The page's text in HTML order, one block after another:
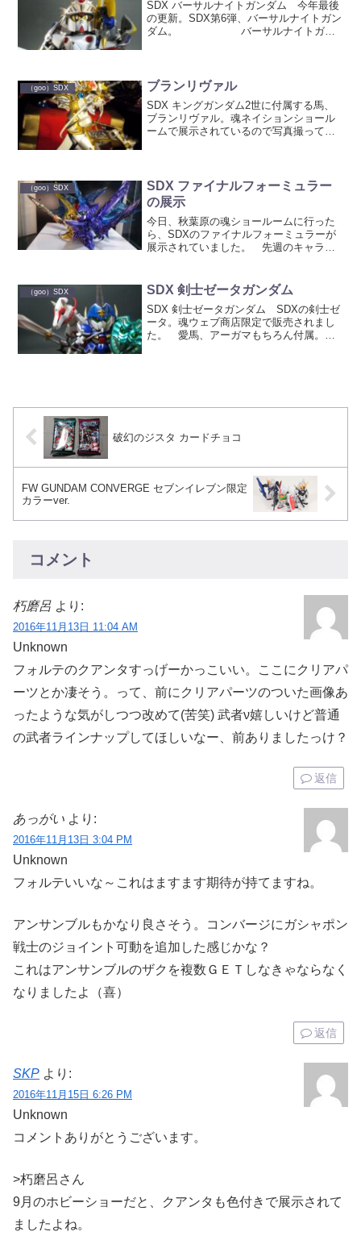
SDX バーサルナイトガンダム 今年最後
の更新。SDX第6弾、バーサルナイトガン
ダム。 バーサルナイトガン
ろすことができま...
（goo）SDX ブランリヴァル
SDX キングガンダム2世に付属する馬、
ブランリヴァル。魂ネイションショール
ームで展示されているので写真撮って来
ングガンダムは以前か...
（goo）SDX
SDX ファイナルフォーミュラー
の展示
今日、秋葉原の魂ショールームに行った
ら、SDXのファイナルフォーミュラーが
展示されていました。 先週のキャラホ
ズでの展示になってました。 今
回の展示だと、左半身が...
（goo）SDX SDX 剣士ゼータガンダム
SDX 剣士ゼータガンダム SDXの剣士ゼ
ータ。魂ウェブ商店限定で販売されまし
た。 愛馬、アーガマもちろん付属。ゼ
破幻のジスタ カードチョコ
FW GUNDAM CONVERGE セブンイレブン限定
カラーver.
コメント
朽磨呂 より:
2016年11月13日 11:04 AM
Unknown
フォルテのクアンタすっげーかっこいい。ここにクリアパ
ーツとか凄そう。って、前にクリアパーツのついた画像あ
ったような気がしつつ改めて(苦笑) 武者ν嬉しいけど普通
の武者ラインナップしてほしいなー、前ありましたっけ？
返信
あっがい より:
2016年11月13日 3:04 PM
Unknown
フォルテいいな～これはますます期待が持てますね。
アンサンブルもかなり良さそう。コンバージにガシャポン
戦士のジョイント可動を追加した感じかな？
これはアンサンブルのザクを複数ＧＥＴしなきゃならなく
なりましたよ（喜）
返信
SKP より:
2016年11月15日 6:26 PM
Unknown
コメントありがとうございます。
>朽磨呂さん
9月のホビーショーだと、クアンタも色付きで展示されて
ましたよね。